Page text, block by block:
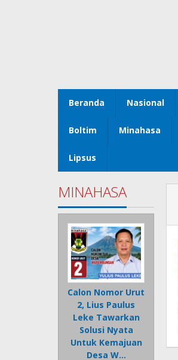
Beranda Nasional
Boltim Minahasa
Lipsus
MINAHASA
Calon Nomor Urut
2, Lius Paulus
Leke Tawarkan
Solusi Nyata
Untuk Kemajuan
Desa W…